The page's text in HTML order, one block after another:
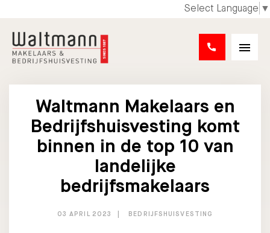
Select Language ▼
Waltmann Makelaars en
Bedrijfshuisvesting komt
binnen in de top 10 van
landelijke
bedrijfsmakelaars
03 APRIL 2023 BEDRIJFSHUISVESTING